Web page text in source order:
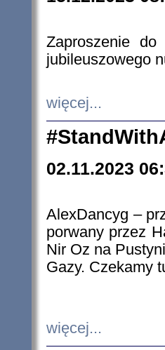
Zaproszenie do
jubileuszowego
więcej...
02.11.2023
AlexDancyg –
porwany przez
Nir Oz na
Gazy. Czekamy
więcej...